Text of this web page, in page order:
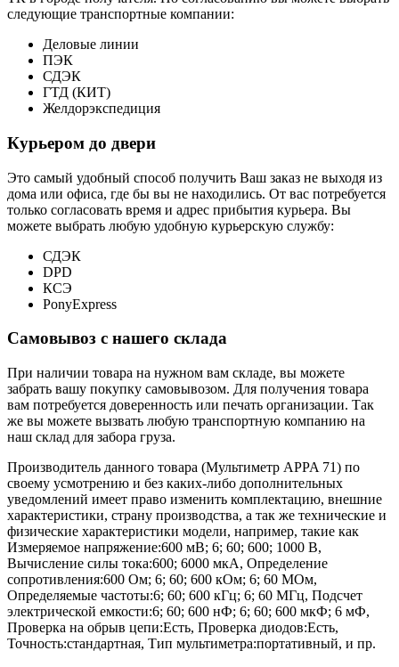
следующие транспортные компании:
Деловые линии
ПЭК
СДЭК
ГТД (КИТ)
Желдорэкспедиция
Курьером до двери
Это самый удобный способ получить Ваш заказ не выходя из
дома или офиса, где бы вы не находились. От вас потребуется
только согласовать время и адрес прибытия курьера. Вы
можете выбрать любую удобную курьерскую службу:
СДЭК
DPD
КСЭ
PonyExpress
Самовывоз с нашего склада
При наличии товара на нужном вам складе, вы можете
забрать вашу покупку самовывозом. Для получения товара
вам потребуется доверенность или печать организации. Так
же вы можете вызвать любую транспортную компанию на
наш склад для забора груза.
Производитель данного товара (Мультиметр APPA 71) по
своему усмотрению и без каких-либо дополнительных
уведомлений имеет право изменить комплектацию, внешние
характеристики, страну производства, а так же технические и
физические характеристики модели, например, такие как
Измеряемое напряжение:600 мВ; 6; 60; 600; 1000 В,
Вычисление силы тока:600; 6000 мкА, Определение
сопротивления:600 Ом; 6; 60; 600 кОм; 6; 60 МОм,
Определяемые частоты:6; 60; 600 кГц; 6; 60 МГц, Подсчет
электрической емкости:6; 60; 600 нФ; 6; 60; 600 мкФ; 6 мФ,
Проверка на обрыв цепи:Есть, Проверка диодов:Есть,
Точность:стандартная, Тип мультиметра:портативный, и пр.